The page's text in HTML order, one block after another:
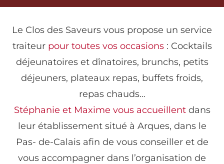
Le Clos des Saveurs vous propose un service
traiteur pour toutes vos occasions: Cocktails
déjeunatoires et dînatoires, brunchs, petits
déjeuners, plateaux repas, buffets froids,
repas chauds…
Stéphanie et Maxime vous accueillentdans
leur établissement situé à Arques, dans le
Pas- de-Calais afin de vous conseiller et de
vous accompagner dans l’organisation de